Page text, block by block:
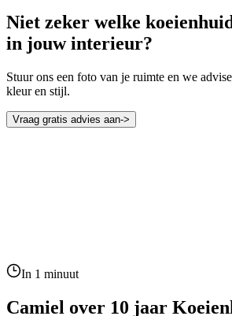
Niet zeker welke
in jouw interieur?
Stuur ons een foto van je ruimte en we
kleur en stijl.
Vraag gratis advies aan->
In 1 minuut
Camiel over 10 jaar